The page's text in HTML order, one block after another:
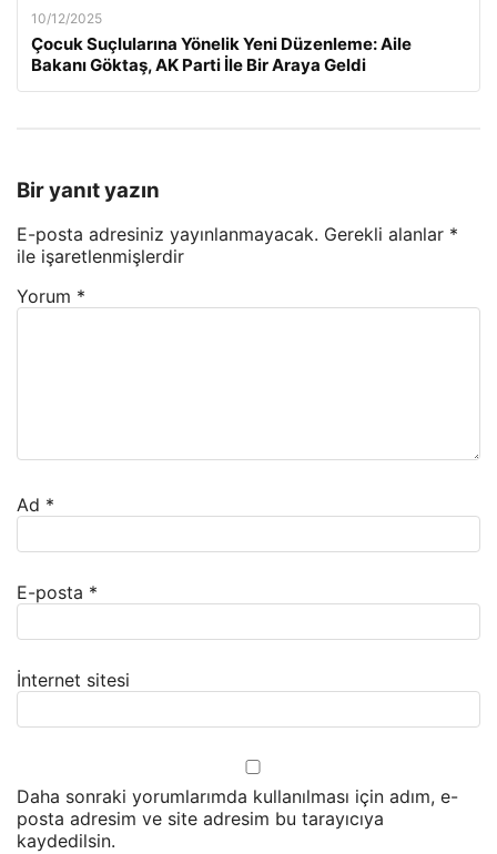
10/12/2025
Çocuk Suçlularına Yönelik Yeni Düzenleme: Aile
Bakanı Göktaş, AK Parti İle Bir Araya Geldi
Bir yanıt yazın
E-posta adresiniz yayınlanmayacak. Gerekli alanlar *
ile işaretlenmişlerdir
Yorum *
Ad *
E-posta *
İnternet sitesi
Daha sonraki yorumlarımda kullanılması için adım, e-
posta adresim ve site adresim bu tarayıcıya
kaydedilsin.